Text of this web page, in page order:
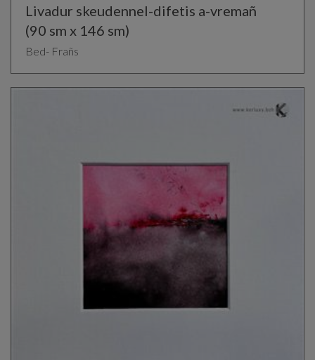
Livadur skeudennel-difetis a-vremañ
(90 sm x 146 sm)
Bed- Frañs